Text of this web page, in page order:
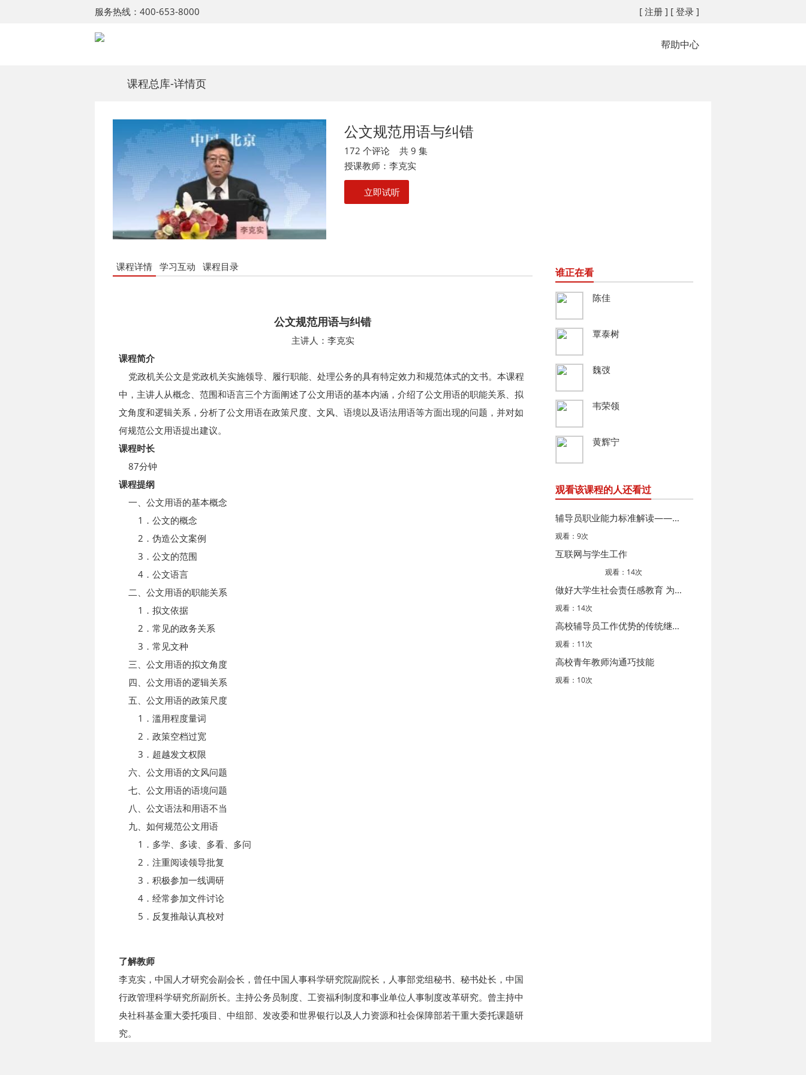
服务热线：400-653-8000 [ 注册 ] [ 登录 ]
帮助中心
课程总库-详情页
公文规范用语与纠错
172 个评论 共 9 集
授课教师：李克实
立即试听
课程详情 学习互动 课程目录
公文规范用语与纠错
主讲人：李克实
课程简介
党政机关公文是党政机关实施领导、履行职能、处理公务的具有特定效力和规范体式的文书。本课程
中，主讲人从概念、范围和语言三个方面阐述了公文用语的基本内涵，介绍了公文用语的职能关系、拟
文角度和逻辑关系，分析了公文用语在政策尺度、文风、语境以及语法用语等方面出现的问题，并对如
何规范公文用语提出建议。
课程时长
87分钟
课程提纲
一、公文用语的基本概念
1．公文的概念
2．伪造公文案例
3．公文的范围
4．公文语言
二、公文用语的职能关系
1．拟文依据
2．常见的政务关系
3．常见文种
三、公文用语的拟文角度
四、公文用语的逻辑关系
五、公文用语的政策尺度
1．滥用程度量词
2．政策空档过宽
3．超越发文权限
六、公文用语的文风问题
七、公文用语的语境问题
八、公文语法和用语不当
九、如何规范公文用语
1．多学、多读、多看、多问
2．注重阅读领导批复
3．积极参加一线调研
4．经常参加文件讨论
5．反复推敲认真校对
了解教师
李克实，中国人才研究会副会长，曾任中国人事科学研究院副院长，人事部党组秘书、秘书处长，中国
行政管理科学研究所副所长。主持公务员制度、工资福利制度和事业单位人事制度改革研究。曾主持中
央社科基金重大委托项目、中组部、发改委和世界银行以及人力资源和社会保障部若干重大委托课题研
究。
谁正在看
陈佳
覃泰树
魏弢
韦荣领
黄辉宁
观看该课程的人还看过
辅导员职业能力标准解读——基于实践的行动视角
观看：9次
互联网与学生工作
观看：14次
做好大学生社会责任感教育 为辅导员工作“塑心聚能”
观看：14次
高校辅导员工作优势的传统继承与现代转化
观看：11次
高校青年教师沟通巧技能
观看：10次